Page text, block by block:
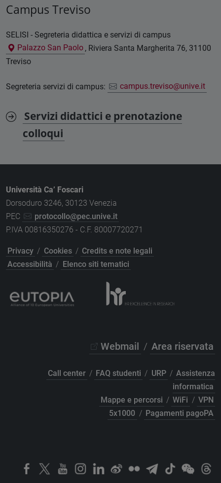
Campus Treviso
SELISI - Segreteria didattica e servizi di campus
Palazzo San Paolo , Riviera Santa Margherita 76, 31100
Treviso
Segreteria servizi di campus: campus.treviso@unive.it
Servizi didattici e prenotazione
colloqui
Università Ca’ Foscari
Dorsoduro 3246, 30123 Venezia
PEC
protocollo@pec.unive.it
P.IVA 00816350276 - C.F. 80007720271
Privacy / Cookies / Credits e note legali
Accessibilità / Elenco siti tematici
Webmail / Area riservata
Call center / FAQ studenti / URP / Assistenza
informatica
Mappe e percorsi / WiFi / VPN
5x1000 / Pagamenti pagoPA